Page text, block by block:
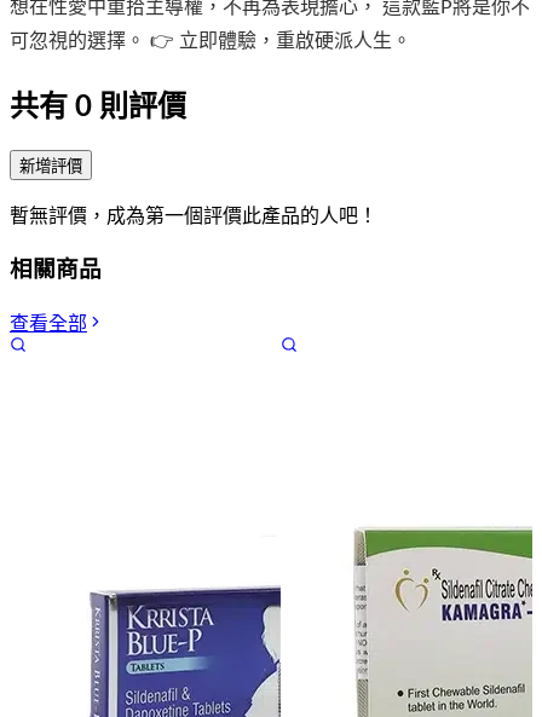
想在性愛中重拾主導權，不再為表現擔心， 這款藍P將是你不
可忽視的選擇。 👉 立即體驗，重啟硬派人生。
共有 0 則評價
新增評價
暫無評價，成為第一個評價此產品的人吧！
相關商品
查看全部